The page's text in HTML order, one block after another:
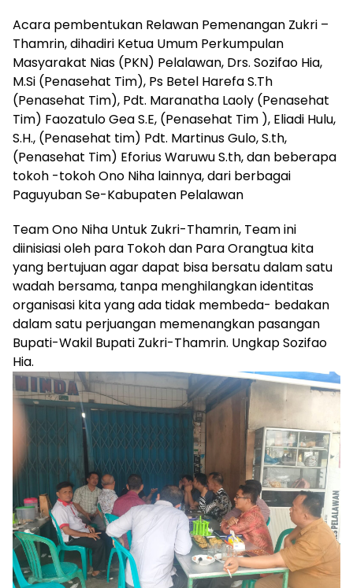
Acara pembentukan Relawan Pemenangan Zukri –
Thamrin, dihadiri Ketua Umum Perkumpulan
Masyarakat Nias (PKN) Pelalawan, Drs. Sozifao Hia,
M.Si (Penasehat Tim), Ps Betel Harefa S.Th
(Penasehat Tim), Pdt. Maranatha Laoly (Penasehat
Tim) Faozatulo Gea S.E, (Penasehat Tim ), Eliadi Hulu,
S.H., (Penasehat tim) Pdt. Martinus Gulo, S.th,
(Penasehat Tim) Eforius Waruwu S.th, dan beberapa
tokoh -tokoh Ono Niha lainnya, dari berbagai
Paguyuban Se-Kabupaten Pelalawan
Team Ono Niha Untuk Zukri-Thamrin, Team ini
diinisiasi oleh para Tokoh dan Para Orangtua kita
yang bertujuan agar dapat bisa bersatu dalam satu
wadah bersama, tanpa menghilangkan identitas
organisasi kita yang ada tidak membeda- bedakan
dalam satu perjuangan memenangkan pasangan
Bupati-Wakil Bupati Zukri-Thamrin. Ungkap Sozifao
Hia.